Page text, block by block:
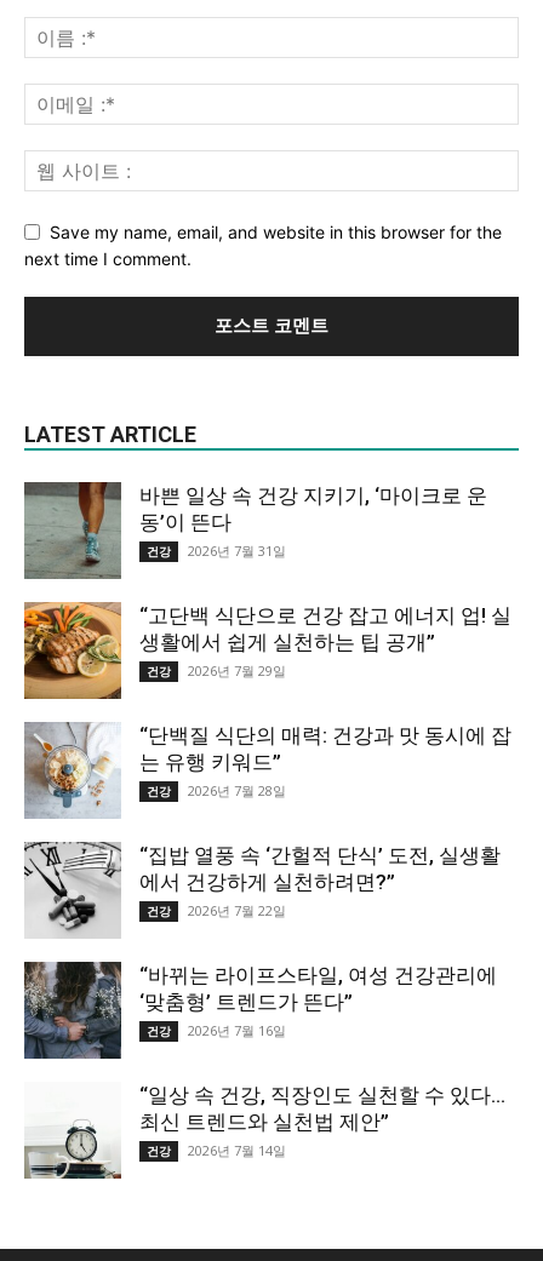
Save my name, email, and website in this browser for the
next time I comment.
LATEST ARTICLE
바쁜 일상 속 건강 지키기, ‘마이크로 운
동’이 뜬다
건강 2026년 7월 31일
“고단백 식단으로 건강 잡고 에너지 업! 실
생활에서 쉽게 실천하는 팁 공개”
건강 2026년 7월 29일
“단백질 식단의 매력: 건강과 맛 동시에 잡
는 유행 키워드”
건강 2026년 7월 28일
“집밥 열풍 속 ‘간헐적 단식’ 도전, 실생활
에서 건강하게 실천하려면?”
건강 2026년 7월 22일
“바뀌는 라이프스타일, 여성 건강관리에
‘맞춤형’ 트렌드가 뜬다”
건강 2026년 7월 16일
“일상 속 건강, 직장인도 실천할 수 있다…
최신 트렌드와 실천법 제안”
건강 2026년 7월 14일